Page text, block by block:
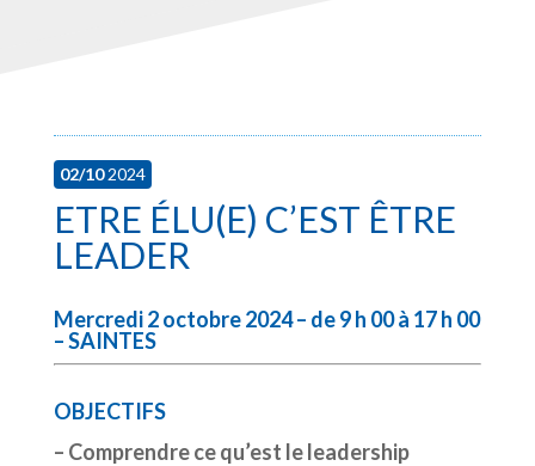
02/102024
ETRE ÉLU(E) C’EST ÊTRE
LEADER
Mercredi 2 octobre 2024 – de 9 h 00 à 17 h 00
– SAINTES
OBJECTIFS
– Comprendre ce qu’est le leadership